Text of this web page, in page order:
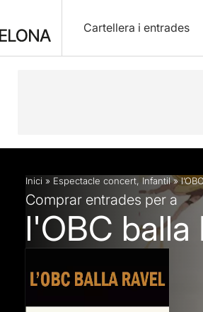
Cartellera i entrades
Descripció Fitxa artística
Inici » Espectacle concert, Infantil»
Comprar entrades per a
l'OBC balla